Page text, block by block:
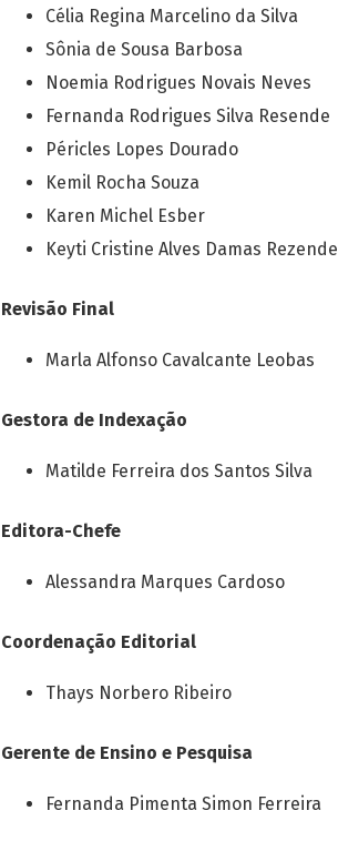
Célia Regina Marcelino da Silva
Sônia de Sousa Barbosa
Noemia Rodrigues Novais Neves
Fernanda Rodrigues Silva Resende
Péricles Lopes Dourado
Kemil Rocha Souza
Karen Michel Esber
Keyti Cristine Alves Damas Rezende
Revisão Final
Marla Alfonso Cavalcante Leobas
Gestora de Indexação
Matilde Ferreira dos Santos Silva
Editora-Chefe
Alessandra Marques Cardoso
Coordenação Editorial
Thays Norbero Ribeiro
Gerente de Ensino e Pesquisa
Fernanda Pimenta Simon Ferreira